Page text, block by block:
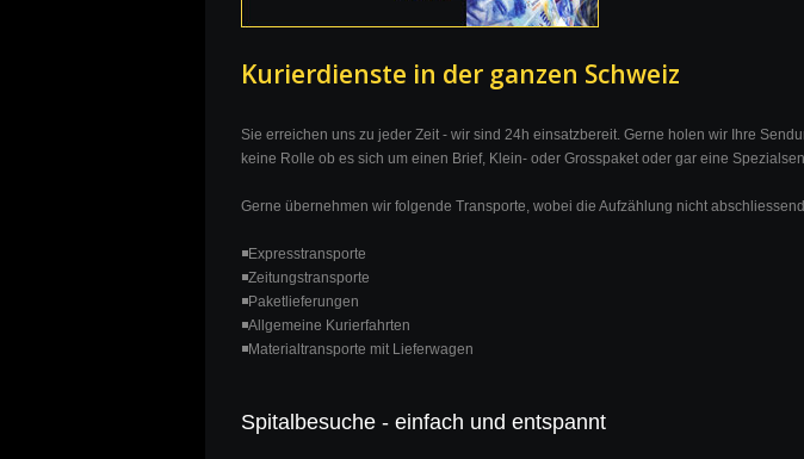
Kurierdienste in der ganzen Schweiz
Sie erreichen uns zu jeder Zeit - wir sind 24h einsatzbereit. Gerne holen wir Ihre
keine Rolle ob es sich um einen Brief, Klein- oder Grosspaket oder gar eine
Gerne übernehmen wir folgende Transporte, wobei die Aufzählung nicht
◾Expresstransporte
◾Zeitungstransporte
◾Paketlieferungen
◾Allgemeine Kurierfahrten
◾Materialtransporte mit Lieferwagen
Spitalbesuche - einfach und entspannt